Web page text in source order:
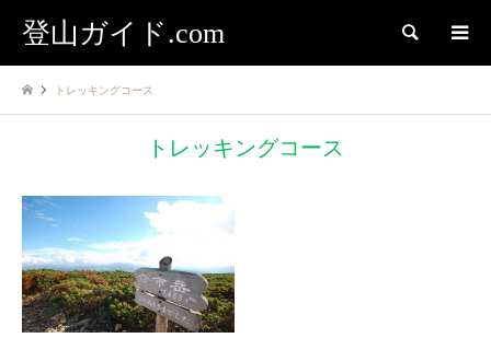
登山ガイド.com 検索
トレッキングコース
トレッキングコース